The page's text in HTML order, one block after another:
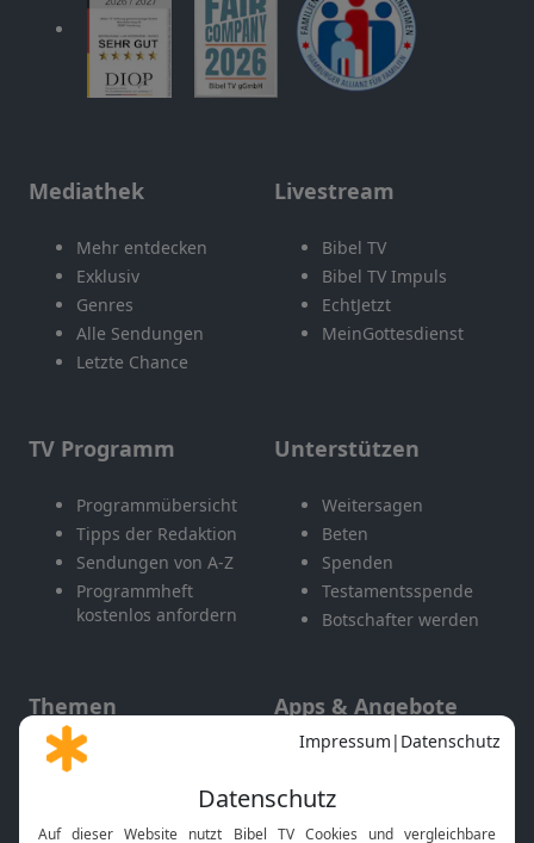
Mediathek
Mehr entdecken
Exklusiv
Genres
Alle Sendungen
Letzte Chance
Livestream
Bibel TV
Bibel TV Impuls
EchtJetzt
MeinGottesdienst
TV Programm
Programmübersicht
Tipps der Redaktion
Sendungen von A-Z
Programmheft
kostenlos anfordern
Unterstützen
Weitersagen
Beten
Spenden
Testamentsspende
Botschafter werden
Themen
Gott und Bibel erklärt
Apps & Angebote
Mobile App